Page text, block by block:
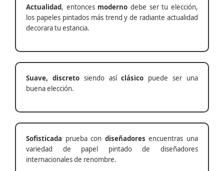
Actualidad, entonces moderno debe ser tu elección,
los papeles pintados más trend y de radiante actualidad
decorara tu estancia.
Suave, discretosiendo asíclásico puede ser una
buena elección.
Sofisticada prueba con diseñadores encuentras una
variedad de papel pintado de diseñadores
internacionales de renombre.